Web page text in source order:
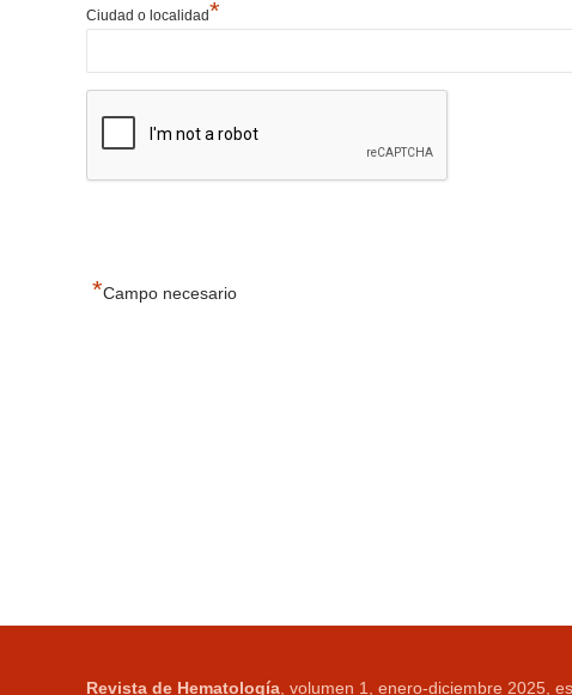
Ciudad o localidad*
*Campo necesario
Revista de Hematología , volumen 1, enero-diciembre 2025,